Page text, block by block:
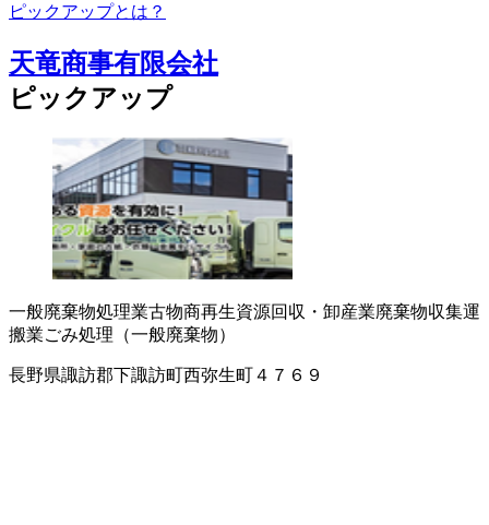
ピックアップとは？
天竜商事有限会社
ピックアップ
一般廃棄物処理業古物商再生資源回収・卸産業廃棄物収集運
搬業ごみ処理（一般廃棄物）
長野県諏訪郡下諏訪町西弥生町４７６９